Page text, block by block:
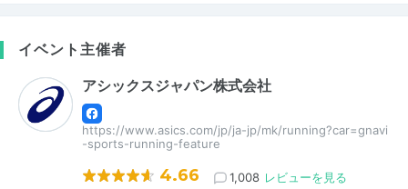
イベント主催者
アシックスジャパン株式会社
https://www.asics.com/jp/ja-jp/mk/running?car=gnavi
-sports-running-feature
4.66 1,008 レビューを見る